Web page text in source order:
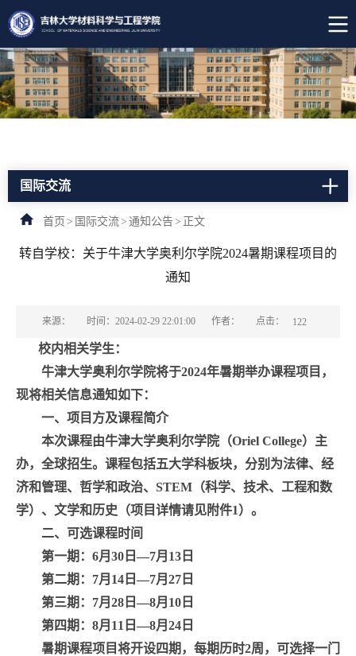
国际交流
首页 > 国际交流> 通知公告> 正文
转自学校：关于牛津大学奥利尔学院2024暑期课程项目的
通知
来源： 时间：2024-02-29 22:01:00 作者： 点击： 122
校内相关学生：
牛津大学奥利尔学院将于2024年暑期举办课程项目，
现将相关信息通知如下：
一、项目方及课程简介
本次课程由牛津大学奥利尔学院（Oriel College）主
办，全球招生。课程包括五大学科板块，分别为法律、经
济和管理、哲学和政治、 STEM （科学、技术、工程和数
学）、文学和历史（项目详情请见附件1）。
二、可选课程时间
第一期： 6月 30 日—7月 13 日
第二期： 7月 14 日—7月 27 日
第三期： 7月 28 日—8月 10 日
第四期： 8月 11 日—8月 24 日
暑期课程项目将开设四期，每期历时2周，可选择一门